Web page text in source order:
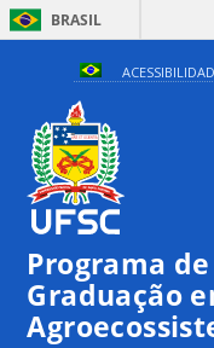
BRASIL
Programa de
Graduação